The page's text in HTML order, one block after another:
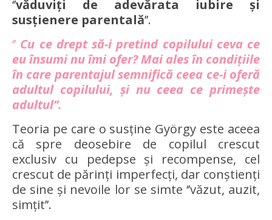
‘’văduviți de adevărata iubire și
susțienere parentală’’.
‘’ Cu ce drept să-i pretind copilului ceva ce
eu însumi nu îmi ofer? Mai ales în condițiile
în care parentajul semnifică ceea ce-i oferă
adultul copilului, și nu ceea ce primește
adultul’’.
Teoria pe care o susține György este aceea
că spre deosebire de copilul crescut
exclusiv cu pedepse și recompense, cel
crescut de părinți imperfecți, dar conștienți
de sine și nevoile lor se simte ‘’văzut, auzit,
simțit’’.